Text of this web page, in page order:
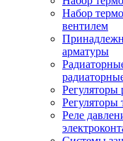
Набор
вентилем
арматуры
Регуляторы
Регуляторы
Реле